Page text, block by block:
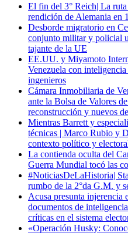
El fin del 3° Reich| La
rendición de Alemania en
Desborde migratorio en
conjunto militar y policial
tajante de la UE
EE.UU. y Miyamoto
Venezuela con
ingenieros
Cámara Inmobiliaria de
ante la Bolsa de Valores
reconstrucción y nuevos
Mientras Barrett y
técnicas | Marco Rubio y
contexto político y
La contienda oculta del
Guerra Mundial tocó las
#NoticiasDeLaHistoria|
rumbo de la 2°da G.M. y
Acusa presunta injerencia
documentos de
críticas en el sistema
«Operación Husky: